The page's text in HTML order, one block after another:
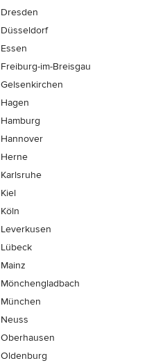
Dresden
Düsseldorf
Essen
Freiburg-im-Breisgau
Gelsenkirchen
Hagen
Hamburg
Hannover
Herne
Karlsruhe
Kiel
Köln
Leverkusen
Lübeck
Mainz
Mönchen­gladbach
München
Neuss
Oberhausen
Oldenburg